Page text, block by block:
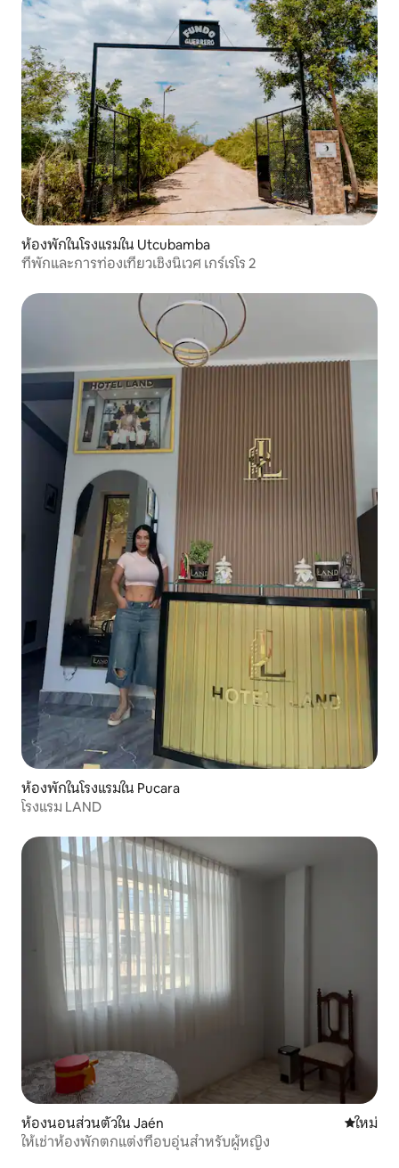
ห้องพักในโรงแรมใน Utcubamba
ที่พักและการท่องเที่ยวเชิงนิเวศ เกร์เรโร 2
ห้องพักในโรงแรมใน Pucara
โรงแรม LAND
ห้องนอนส่วนตัวใน Jaén ที่พักใหม่
ใหม่
ให้เช่าห้องพักตกแต่งที่อบอุ่นสำหรับผู้หญิง